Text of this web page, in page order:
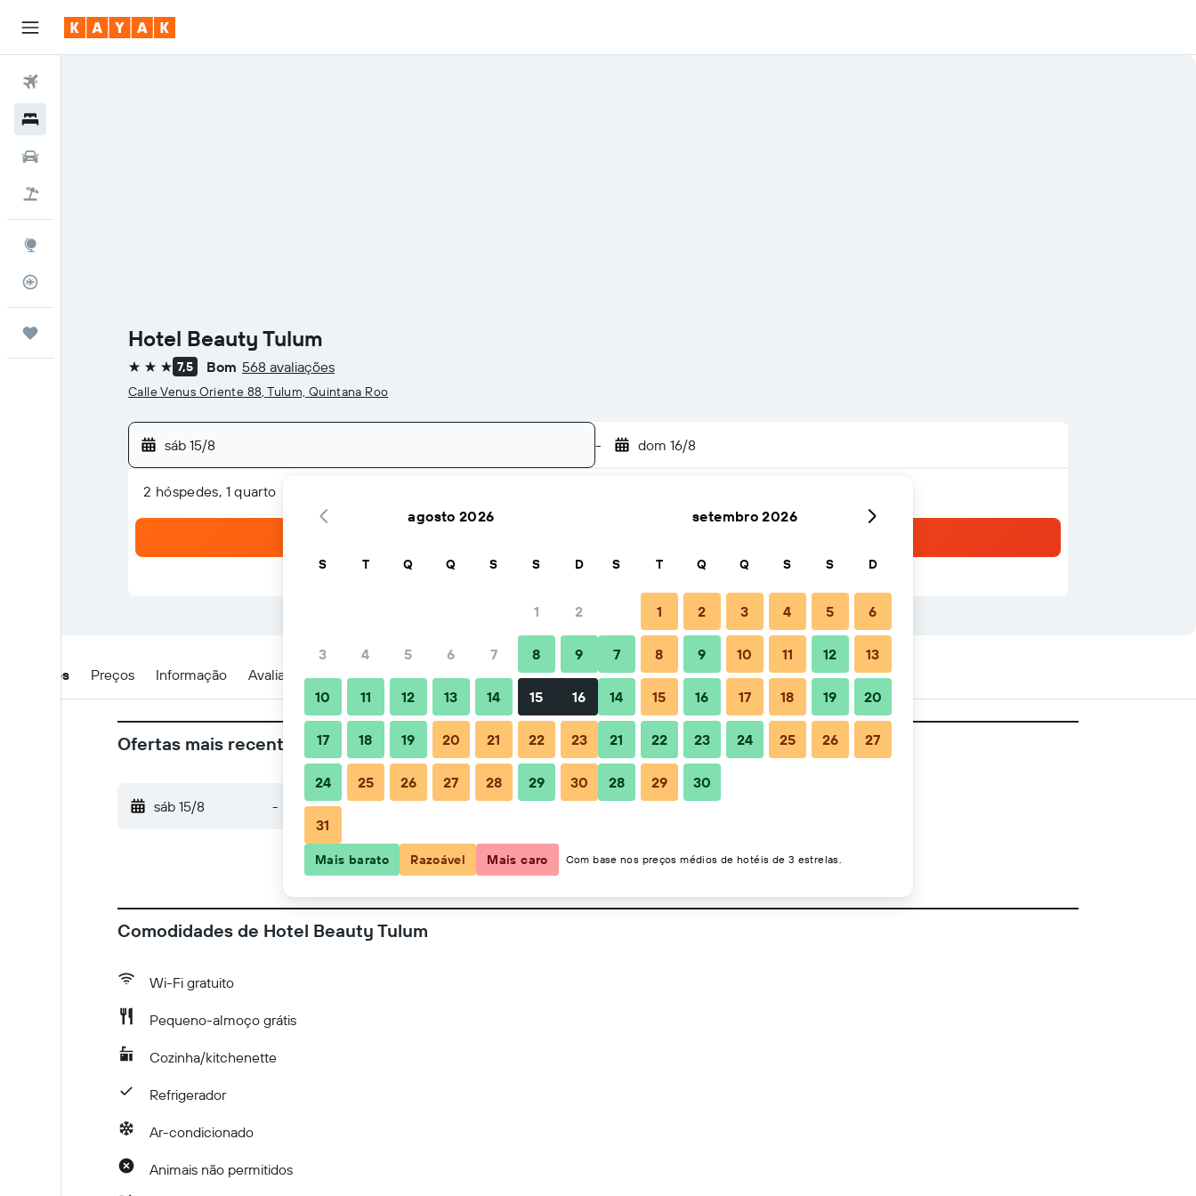
Hotel Beauty Tulum
3 estrelas7,5 Bom 568 avaliações
Calle Venus Oriente 88, Tulum, Quintana Roo
sáb 15/8 - dom 16/8
2 hóspedes, 1 quarto
Detalhes Preços Informação Avaliações Localização Dicas e Perguntas frequentes Alojamentos próximos
Ofertas mais recentes no Hotel Beauty Tulum
sáb 15/8 - dom 16/8 2 hóspedes, 1 quarto
Comodidades de Hotel Beauty Tulum
Wi-Fi gratuito
Pequeno-almoço grátis
Cozinha/kitchenette
Refrigerador
Ar-condicionado
Animais não permitidos
agosto 2026
S T Q Q S S D
1 2
3 4 5 6 7 8 9
10 11 12 13 14 15 16
17 18 19 20 21 22 23
24 25 26 27 28 29 30
31
setembro 2026
S T Q Q S S D
1 2 3 4 5 6
7 8 9 10 11 12 13
14 15 16 17 18 19 20
21 22 23 24 25 26 27
28 29 30
Mais barato Razoável Mais caro Com base nos preços médios de hotéis de 3 estrelas.